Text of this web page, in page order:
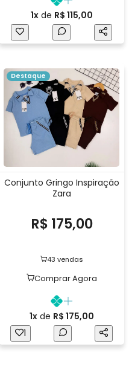
1xde R$ 115,00
Destaque
Conjunto Gringo Inspiração
Zara
R$ 175,00
43 vendas
Comprar Agora
1xde R$ 175,00
1